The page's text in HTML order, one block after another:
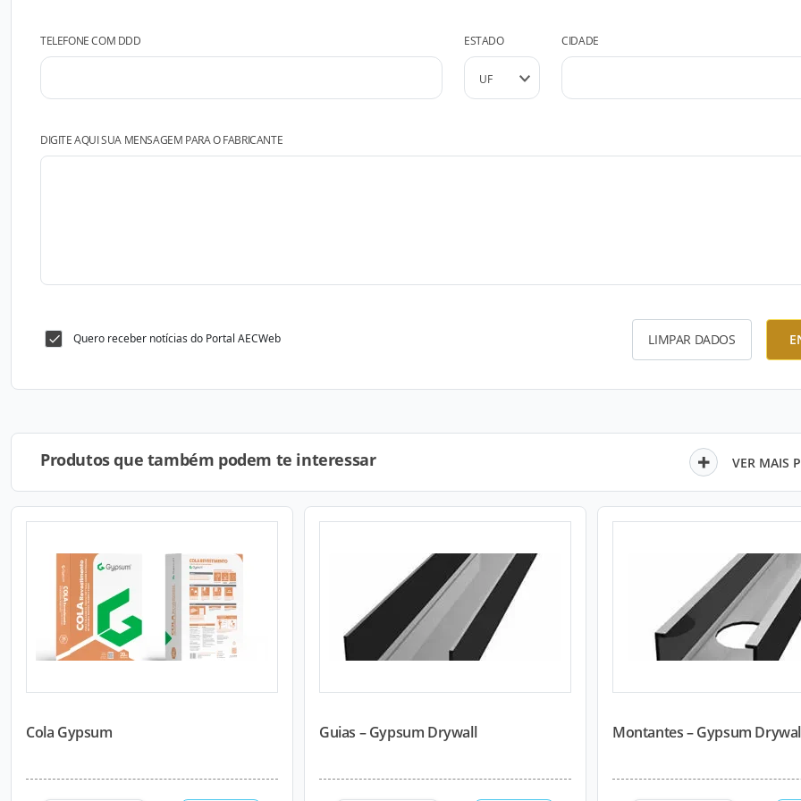
TELEFONE COM DDD ESTADO CIDADE
DIGITE AQUI SUA MENSAGEM PARA O FABRICANTE
Quero receber notícias do Portal AECWeb LIMPAR DADOS
Produtos que também podem te interessar VER MAIS
Cola Gypsum Guias – Gypsum Drywall Montantes – Gypsum